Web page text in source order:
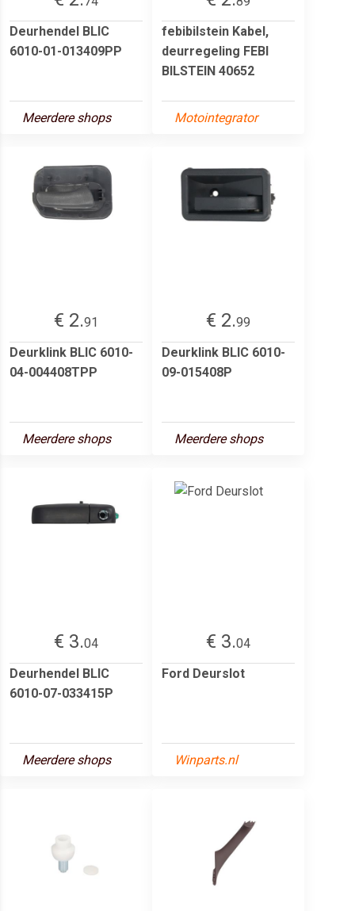
Deurhendel BLIC
6010-01-013409PP
Meerdere shops
febibilstein Kabel,
deurregeling FEBI
BILSTEIN 40652
Motointegrator
€ 2.91
Deurklink BLIC 6010-
04-004408TPP
Meerdere shops
€ 2.99
Deurklink BLIC 6010-
09-015408P
Meerdere shops
€ 3.04
Deurhendel BLIC
6010-07-033415P
Meerdere shops
€ 3.04
Ford Deurslot
Winparts.nl